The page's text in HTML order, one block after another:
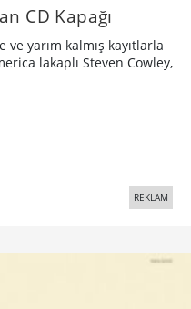
CD Kapağı
ve yarım kalmış kayıtlarla
lakaplı Steven Cowley,
REKLAM